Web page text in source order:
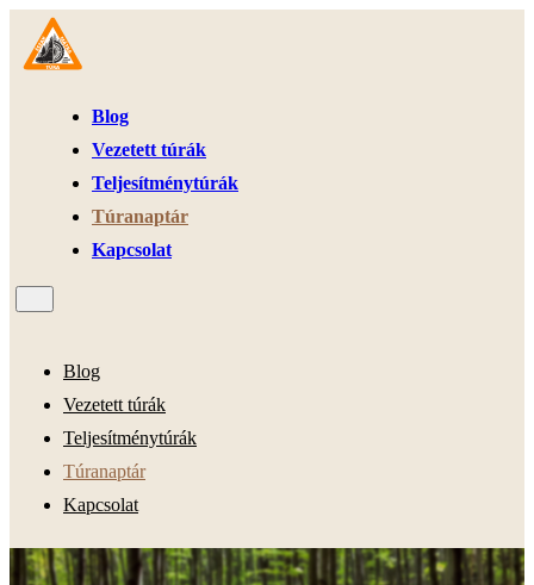
Blog
Vezetett túrák
Teljesítménytúrák
Túranaptár
Kapcsolat
Blog
Vezetett túrák
Teljesítménytúrák
Túranaptár
Kapcsolat